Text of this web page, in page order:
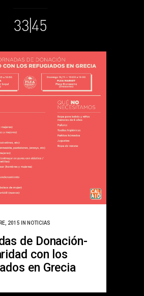
2015 IN NOTICIAS
de Donación-
con los
en Grecia